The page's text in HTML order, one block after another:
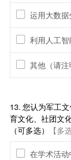
运用大数
利用人工
其他（请注
13. 您认为军工
育文化、社团文
（可多选）
【多
在学术活